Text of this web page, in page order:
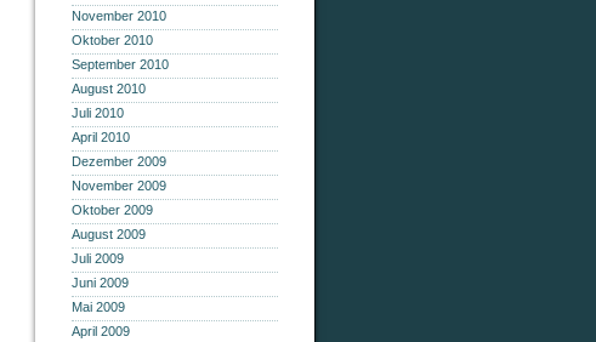
November 2010
Oktober 2010
September 2010
August 2010
Juli 2010
April 2010
Dezember 2009
November 2009
Oktober 2009
August 2009
Juli 2009
Juni 2009
Mai 2009
April 2009